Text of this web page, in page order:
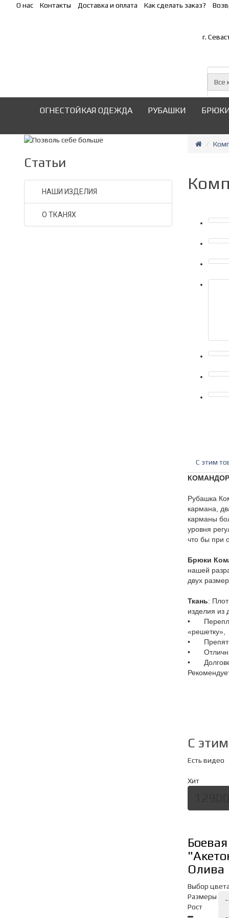
О нас Контакты Доставка и оплата Как сделать заказ?
г.
Все
ОГНЕСТОЙКАЯ ОДЕЖДА РУБАШКИ
Статьи
НАШИ ИЗДЕЛИЯ
О ТКАНЯХ
C этим
КОМАНДОР
Рубашка
кармана,
карманы
уровня
что бы при
Брюки
нашей
двух
Ткань:
изделия из
•
«решетку»,
•
•
•
C
Есть видео
Хит
Олива
Выбор
Размеры
Рост